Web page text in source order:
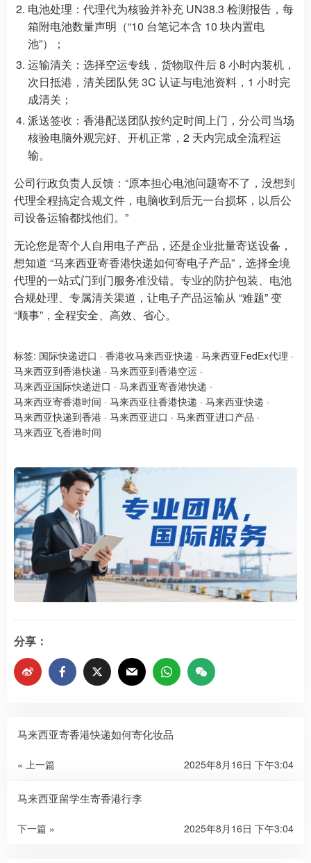
电池处理：代理代为核验并补充 UN38.3 检测报告，每
箱附电池数量声明（“10 台笔记本含 10 块内置电
池”）；
运输清关：选择空运专线，货物取件后 8 小时内装机，
次日抵港，清关团队凭 3C 认证与电池资料，1 小时完
成清关；
派送签收：香港配送团队按约定时间上门，分公司当场
核验电脑外观完好、开机正常，2 天内完成全流程运
输。
公司行政负责人反馈：“原本担心电池问题寄不了，没想到
代理全程搞定合规文件，电脑收到后无一台损坏，以后公
司设备运输都找他们。”
无论您是寄个人自用电子产品，还是企业批量寄送设备，
想知道 “马来西亚寄香港快递如何寄电子产品”，选择全境
代理的一站式门到门服务准没错。专业的防护包装、电池
合规处理、专属清关渠道，让电子产品运输从 “难题” 变
“顺事”，全程安全、高效、省心。
标签: 国际快递进口 · 香港收马来西亚快递 · 马来西亚FedEx代理 ·
马来西亚到香港快递 · 马来西亚到香港空运 ·
马来西亚国际快递进口 · 马来西亚寄香港快递 ·
马来西亚寄香港时间 · 马来西亚往香港快递 · 马来西亚快递 ·
马来西亚快递到香港 · 马来西亚进口 · 马来西亚进口产品 ·
马来西亚飞香港时间
分享：
马来西亚寄香港快递如何寄化妆品
« 上一篇 2025年8月16日 下午3:04
马来西亚留学生寄香港行李
下一篇 » 2025年8月16日 下午3:04